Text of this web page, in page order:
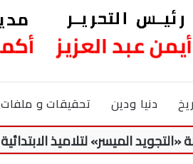
دنيا ودين تحقيقات و ملفات
الميسر» لتلاميذ الابتدائية